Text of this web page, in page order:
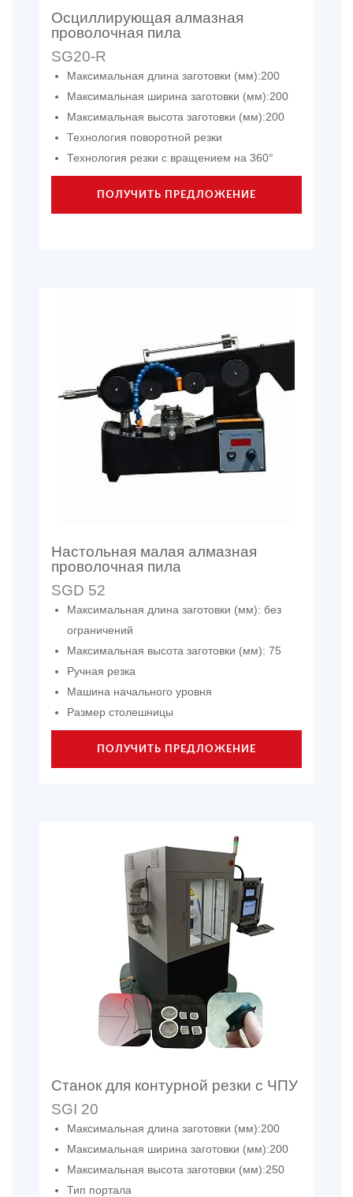
Осциллирующая алмазная
проволочная пила
SG20-R
Максимальная длина заготовки (мм):200
Максимальная ширина заготовки (мм):200
Максимальная высота заготовки (мм):200
Технология поворотной резки
Технология резки с вращением на 360°
ПОЛУЧИТЬ ПРЕДЛОЖЕНИЕ
Настольная малая алмазная
проволочная пила
SGD 52
Максимальная длина заготовки (мм): без
ограничений
Максимальная высота заготовки (мм): 75
Ручная резка
Машина начального уровня
Размер столешницы
ПОЛУЧИТЬ ПРЕДЛОЖЕНИЕ
Станок для контурной резки с ЧПУ
SGI 20
Максимальная длина заготовки (мм):200
Максимальная ширина заготовки (мм):200
Максимальная высота заготовки (мм):250
Тип портала